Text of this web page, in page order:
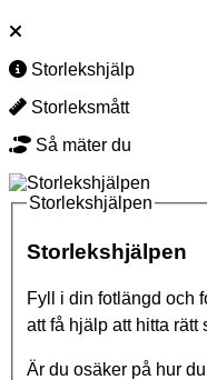
Storlekshjälp
Storleksmått
Så mäter du
Storlekshjälpen
Storlekshjälpen
Fyll i din fotlängd och
att få hjälp att hitta rätt
Är du osäker på hur